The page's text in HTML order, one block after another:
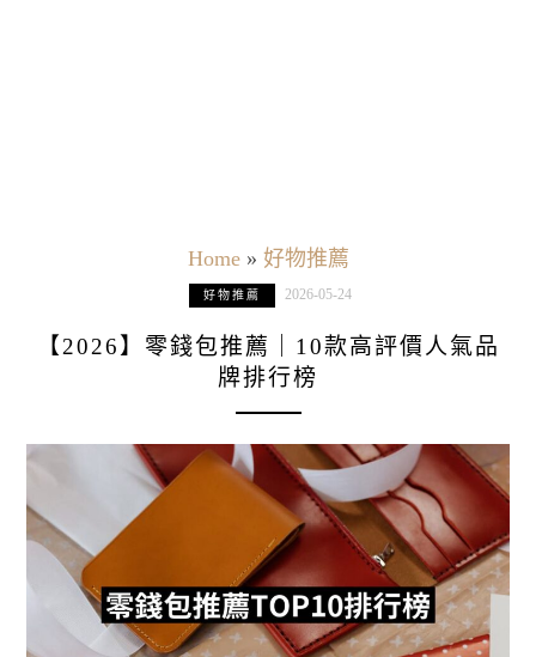
Home» 好物推薦
好物推薦 2026-05-24
【2026】零錢包推薦｜10款高評價人氣品
牌排行榜